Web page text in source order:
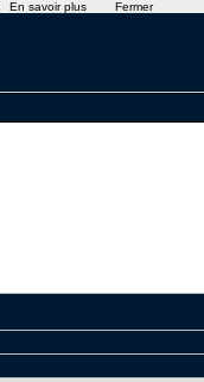
En savoir plus Fermer